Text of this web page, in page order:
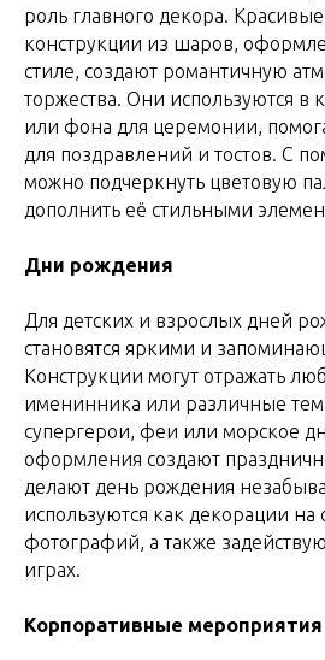
роль главного декора.
конструкции из шаров,
стиле, создают романтичную
торжества. Они используются в
или фона для церемонии,
для поздравлений и тостов. С
можно подчеркнуть цветовую
дополнить её стильными
Дни рождения
Для детских и взрослых дней
становятся яркими и
Конструкции могут отражать
именинника или различные
супергерои, феи или морское
оформления создают
делают день рождения
используются как декорации на
фотографий, а также
играх.
Корпоративные мероприятия